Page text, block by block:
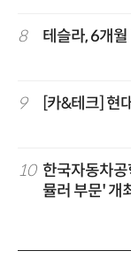
8 테슬라, 6개
9 [카&테크] 현
10 한국자동차
뮬러 부문' 개